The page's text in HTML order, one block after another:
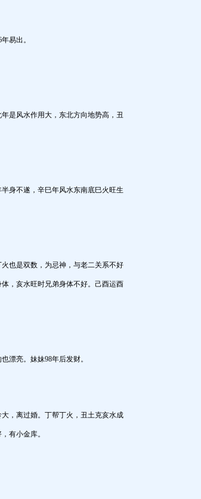
易出。
是风水作用大，东北方向地势高，丑
身不遂，辛巳年风水东南底巳火旺生
也是双数，为忌神，与老二关系不好
，亥水旺时兄弟身体不好。己酉运酉
漂亮。妹妹98年后发财。
，离过婚。丁帮丁火，丑土克亥水成
有小金库。